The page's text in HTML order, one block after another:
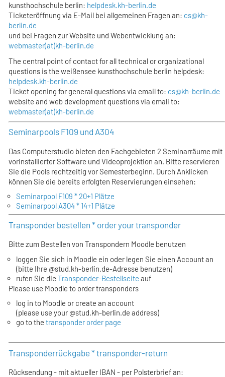
kunsthochschule berlin: helpdesk.kh-berlin.de
Ticketeröffnung via E-Mail bei allgemeinen Fragen an: cs@kh-
berlin.de
und bei Fragen zur Website und Webentwicklung an:
webmaster(at)kh-berlin.de
The central point of contact for all technical or organizational
questions is the weißensee kunsthochschule berlin helpdesk:
helpdesk.kh-berlin.de
Ticket opening for general questions via email to: cs@kh-berlin.de
website and web development questions via emali to:
webmaster(at)kh-berlin.de
Seminarpools F109 und A304
Das Computerstudio bieten den Fachgebieten 2 Seminarräume mit
vorinstallierter Software und Videoprojektion an. Bitte reservieren
Sie die Pools rechtzeitig vor Semesterbeginn. Durch Anklicken
können Sie die bereits erfolgten Reservierungen einsehen:
Seminarpool F109 * 20+1 Plätze
Seminarpool A304 * 14+1 Plätze
Transponder bestellen * order your transponder
Bitte zum Bestellen von Transpondern Moodle benutzen
loggen Sie sich in Moodle ein oder legen Sie einen Account an
(bitte Ihre @stud.kh-berlin.de-Adresse benutzen)
rufen Sie dieTransponder-Bestellseite auf
Please use Moodle to order transponders
log in to Moodle or create an account
(please use your @stud.kh-berlin.de address)
go to thetransponder order page
Transponderrückgabe * transponder-return
Rücksendung - mit aktueller IBAN - per Polsterbrief an: